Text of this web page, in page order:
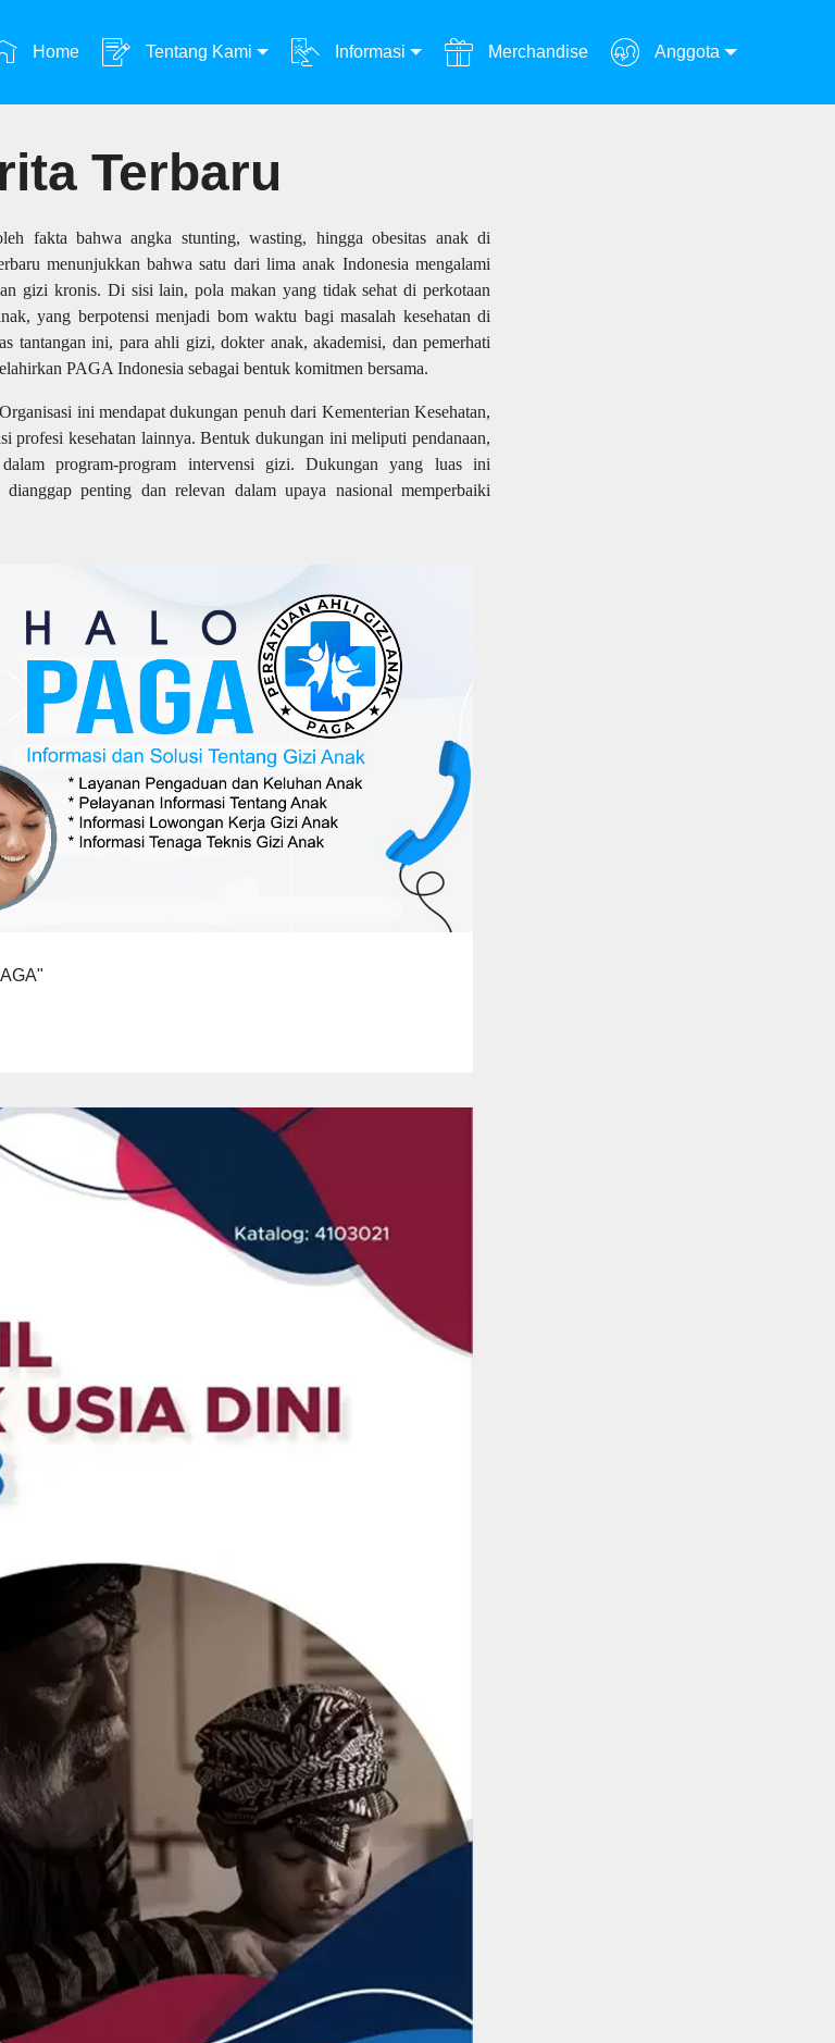
Home Tentang Kami Informasi Merchandise Anggota
Terbaru
fakta bahwa angka stunting, wasting, hingga obesitas anak di
menunjukkan bahwa satu dari lima anak Indonesia mengalami
gizi kronis. Di sisi lain, pola makan yang tidak sehat di perkotaan
yang berpotensi menjadi bom waktu bagi masalah kesehatan di
tantangan ini, para ahli gizi, dokter anak, akademisi, dan pemerhati
PAGA Indonesia sebagai bentuk komitmen bersama.
ini mendapat dukungan penuh dari Kementerian Kesehatan,
profesi kesehatan lainnya. Bentuk dukungan ini meliputi pendanaan,
program-program intervensi gizi. Dukungan yang luas ini
penting dan relevan dalam upaya nasional memperbaiki